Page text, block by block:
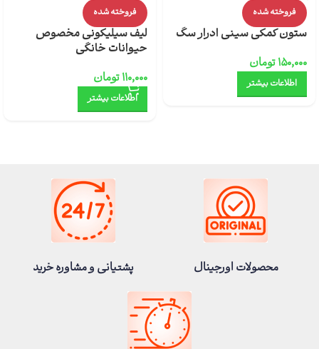
فروخته شده
ستون کمکی سینی ادرار سگ
۱۵۰,۰۰۰تومان
اطلاعات بیشتر
فروخته شده
لیف سیلیکونی مخصوص
حیوانات خانگی
۱۱۰,۰۰۰تومان
اطلاعات بیشتر
محصولات اورجینال پشتیانی و مشاوره خرید